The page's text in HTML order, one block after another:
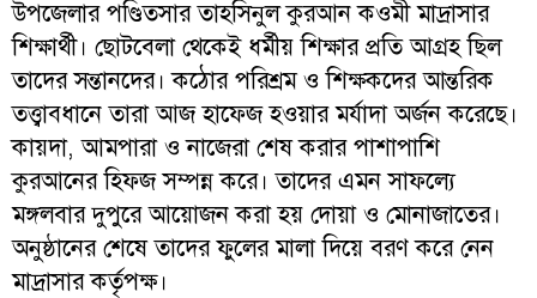
উপজেলার পণ্ডিতসার তাহসিনুল কুরআন কওমী মাদ্রাসার
শিক্ষার্থী। ছোটবেলা থেকেই ধর্মীয় শিক্ষার প্রতি আগ্রহ ছিল
তাদের সন্তানদের। কঠোর পরিশ্রম ও শিক্ষকদের আন্তরিক
তত্ত্বাবধানে তারা আজ হাফেজ হওয়ার মর্যাদা অর্জন করেছে।
কায়দা, আমপারা ও নাজেরা শেষ করার পাশাপাশি
কুরআনের হিফজ সম্পন্ন করে। তাদের এমন সাফল্যে
মঙ্গলবার দুপুরে আয়োজন করা হয় দোয়া ও মোনাজাতের।
অনুষ্ঠানের শেষে তাদের ফুলের মালা দিয়ে বরণ করে নেন
মাদ্রাসার কর্তৃপক্ষ।